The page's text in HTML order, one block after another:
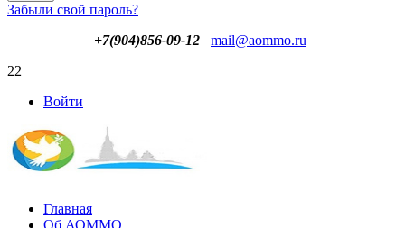
Забыли свой пароль?
+7(904)856-09-12
mail@aommo.ru
22
Войти
Главная
Об АОММО